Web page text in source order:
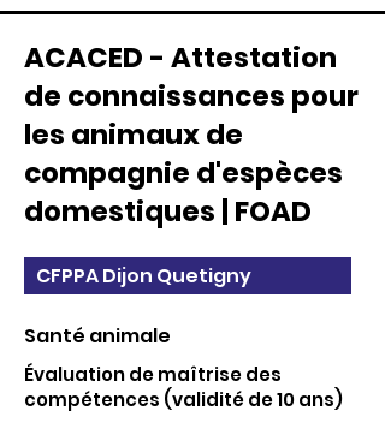
ACACED - Attestation
de connaissances pour
les animaux de
compagnie d'espèces
domestiques | FOAD
CFPPA Dijon Quetigny
Santé animale
Évaluation de maîtrise des
compétences (validité de 10 ans)